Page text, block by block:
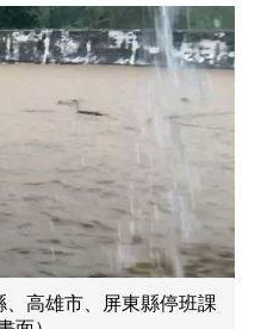
高雄市、屏東縣停班課